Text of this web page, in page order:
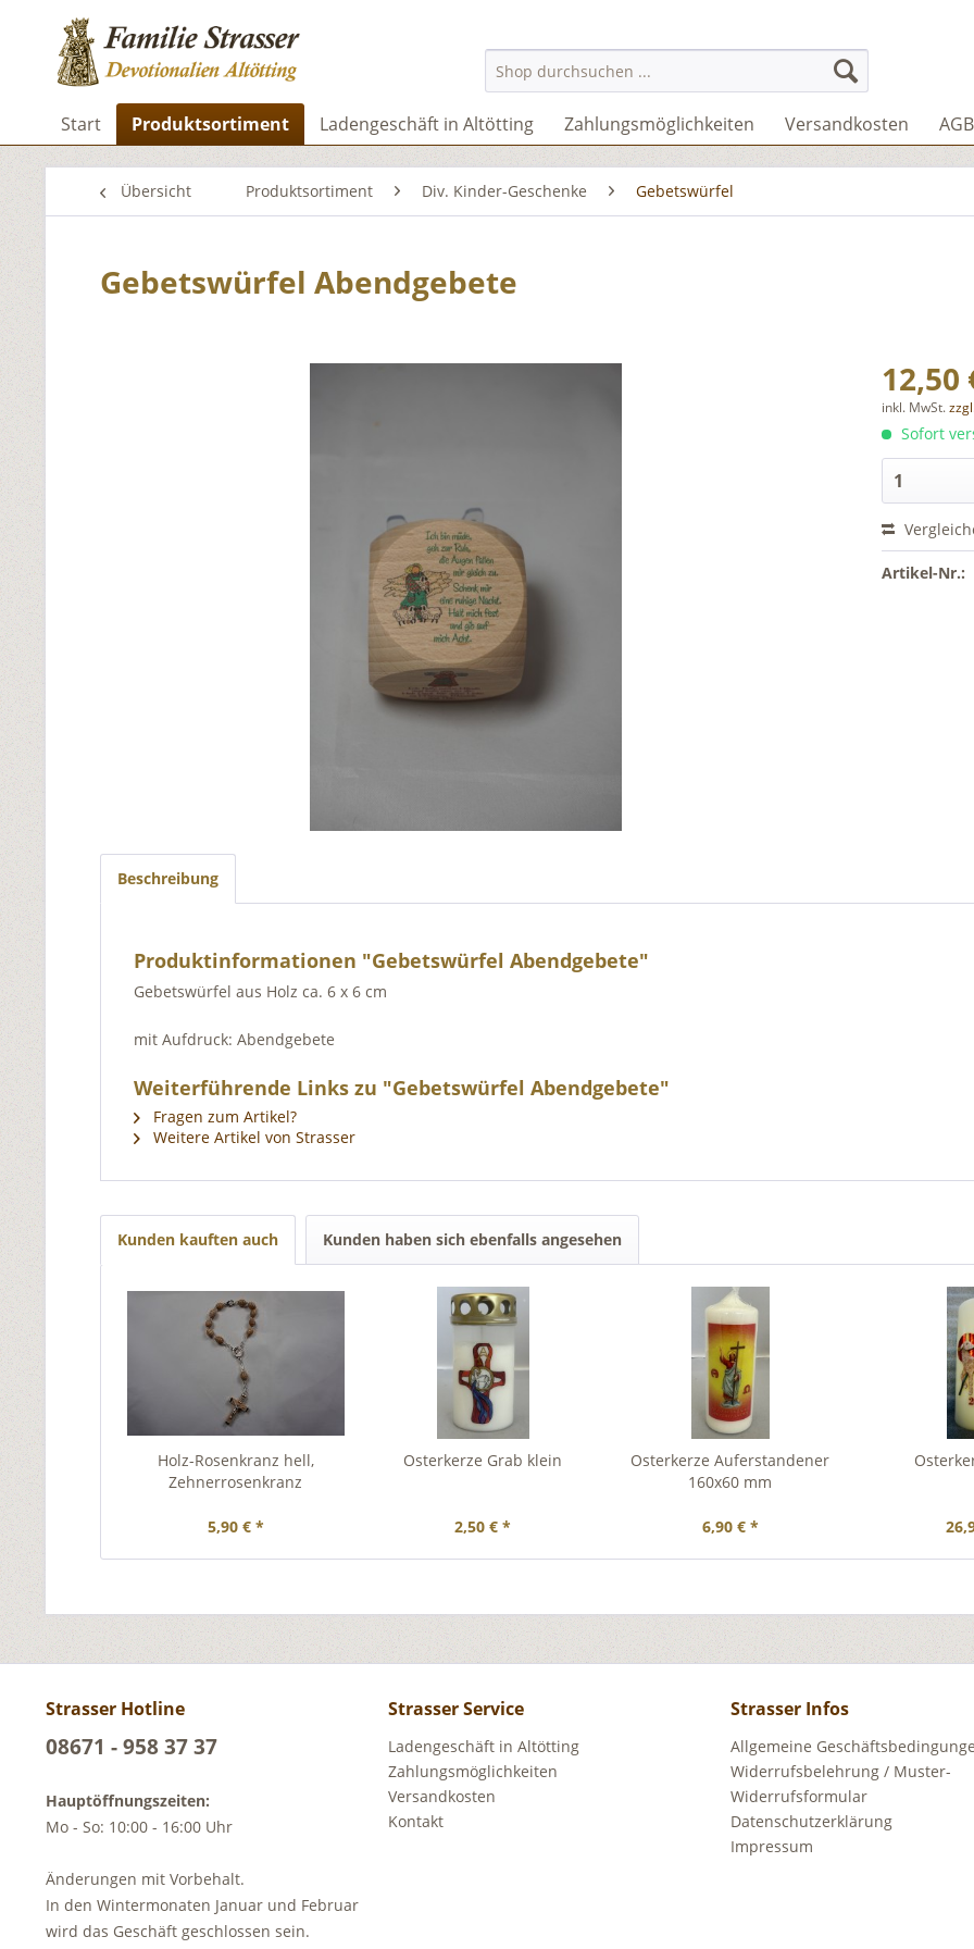
Start Produktsortiment Ladengeschäft in Altötting Zahlungsmöglichkeiten Versandkosten AGB
Übersicht Produktsortiment Div. Kinder-Geschenke Gebetswürfel
Gebetswürfel Abendgebete
12,50
inkl. MwSt.
Sofort
Artikel-Nr.:
Beschreibung
Produktinformationen "Gebetswürfel Abendgebete"
Gebetswürfel aus Holz ca. 6 x 6 cm
mit Aufdruck: Abendgebete
Weiterführende Links zu "Gebetswürfel Abendgebete"
Fragen zum Artikel?
Weitere Artikel von Strasser
Kunden kauften auch Kunden haben sich ebenfalls angesehen
Holz-Rosenkranz hell,
Zehnerrosenkranz
5,90 € *
Osterkerze Grab klein
2,50 € *
Osterkerze Auferstandener
160x60 mm
6,90 € *
Strasser Hotline
08671 - 958 37 37
Hauptöffnungszeiten:
Mo - So: 10:00 - 16:00 Uhr
Änderungen mit Vorbehalt.
In den Wintermonaten Januar und Februar
wird das Geschäft geschlossen sein.
Strasser Service
Ladengeschäft in Altötting
Zahlungsmöglichkeiten
Versandkosten
Kontakt
Strasser Infos
Allgemeine
Widerrufsbelehrung / Muster-
Widerrufsformular
Datenschutzerklärung
Impressum